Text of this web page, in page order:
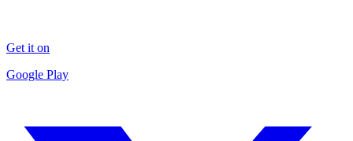
Get it on
Google Play